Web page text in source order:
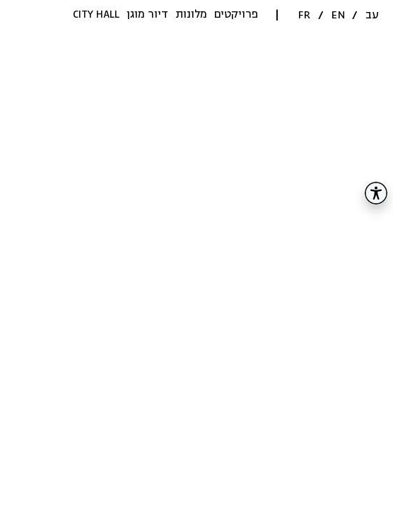
עב /
EN
/
FR פרויקטים מלונות דיור מוגן CITY HALL